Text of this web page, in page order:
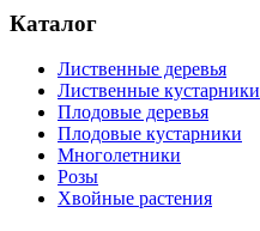
Каталог
Лиственные деревья
Лиственные кустарники
Плодовые деревья
Плодовые кустарники
Многолетники
Розы
Хвойные растения